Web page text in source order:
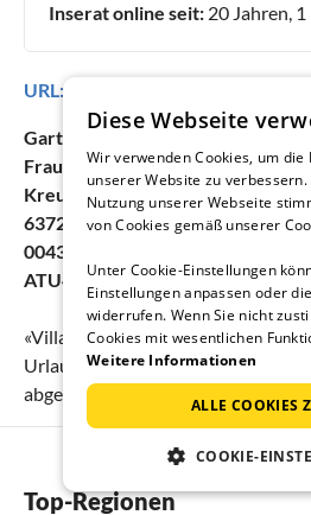
Inserat online seit: 20 Jahren,
URL:
Gartenhotel Rosenhof bei
Frau Alexa Voggenreiter
Kreuzgasse 23
6372 Oberndorf in Tirol
0043(0) 535262928
ATU44448200
«Villa Rosa: Pool & Sauna Kitzbühel
Urlauberbewertung von5
abgegebenen Bewertung.
Top-Regionen
Diese Webseite
Wir verwenden Cookies, um
unserer Website zu
Nutzung unserer Webseite
von Cookies gemäß unserer
Unter Cookie-Einstellungen
Einstellungen anpassen oder
widerrufen. Wenn Sie nicht
Cookies mit wesentlichen
Weitere Informationen
ALLE COOKIES
COOKIE-